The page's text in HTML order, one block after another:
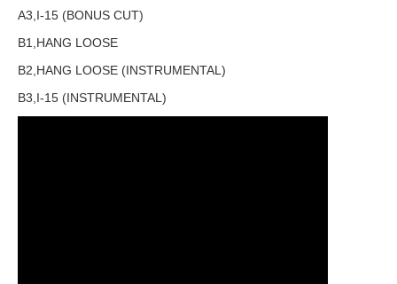
A3,I-15 (BONUS CUT)
B1,HANG LOOSE
B2,HANG LOOSE (INSTRUMENTAL)
B3,I-15 (INSTRUMENTAL)